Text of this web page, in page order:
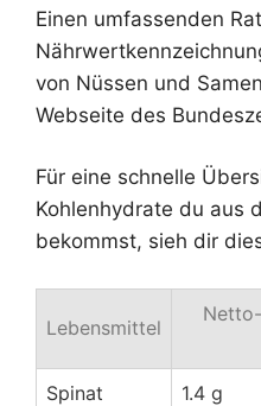
Einen umfassenden
von Nüssen und
Webseite des
Für eine schnelle
Kohlenhydrate du aus
bekommst, sieh dir
Lebensmittel
Spinat 1.4 g